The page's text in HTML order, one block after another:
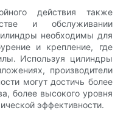
действия также
и обслуживании
необходимы для
и крепление, где
Используя цилиндры
производители
могут достичь более
более высокого уровня
эффективности.